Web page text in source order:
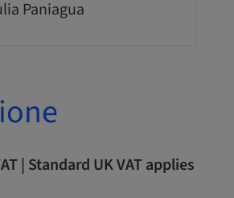
Paniagua
| Standard UK VAT applies